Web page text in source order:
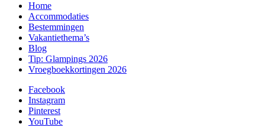
Home
Accommodaties
Bestemmingen
Vakantiethema’s
Blog
Tip: Glampings 2026
Vroegboekkortingen 2026
Facebook
Instagram
Pinterest
YouTube